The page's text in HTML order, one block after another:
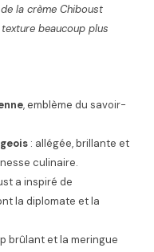
la crème Chiboust
beaucoup plus
, emblème du savoir-
: allégée, brillante et
culinaire.
a inspiré de
la diplomate et la
brûlant et la meringue